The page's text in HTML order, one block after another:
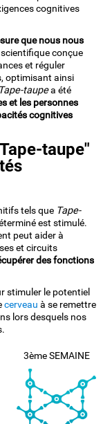
cognitives
que nous nous
conçue
et réguler
optimisant ainsi
Tape-taupea été
et les personnes
cognitives
taupe"
tels que Tape-
est stimulé.
peut aider à
et circuits
des fonctions
stimuler le potentiel
cerveau à se remettre
lors desquels nos
3ème SEMAINE